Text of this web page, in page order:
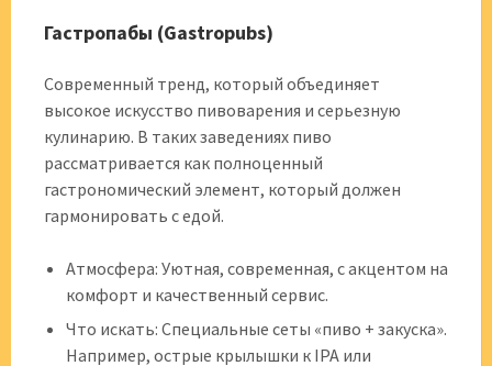
Гастропабы (Gastropubs)
Современный тренд, который объединяет
высокое искусство пивоварения и серьезную
кулинарию. В таких заведениях пиво
рассматривается как полноценный
гастрономический элемент, который должен
гармонировать с едой.
Атмосфера: Уютная, современная, с акцентом на
комфорт и качественный сервис.
Что искать: Специальные сеты «пиво + закуска».
Например, острые крылышки к IPA или